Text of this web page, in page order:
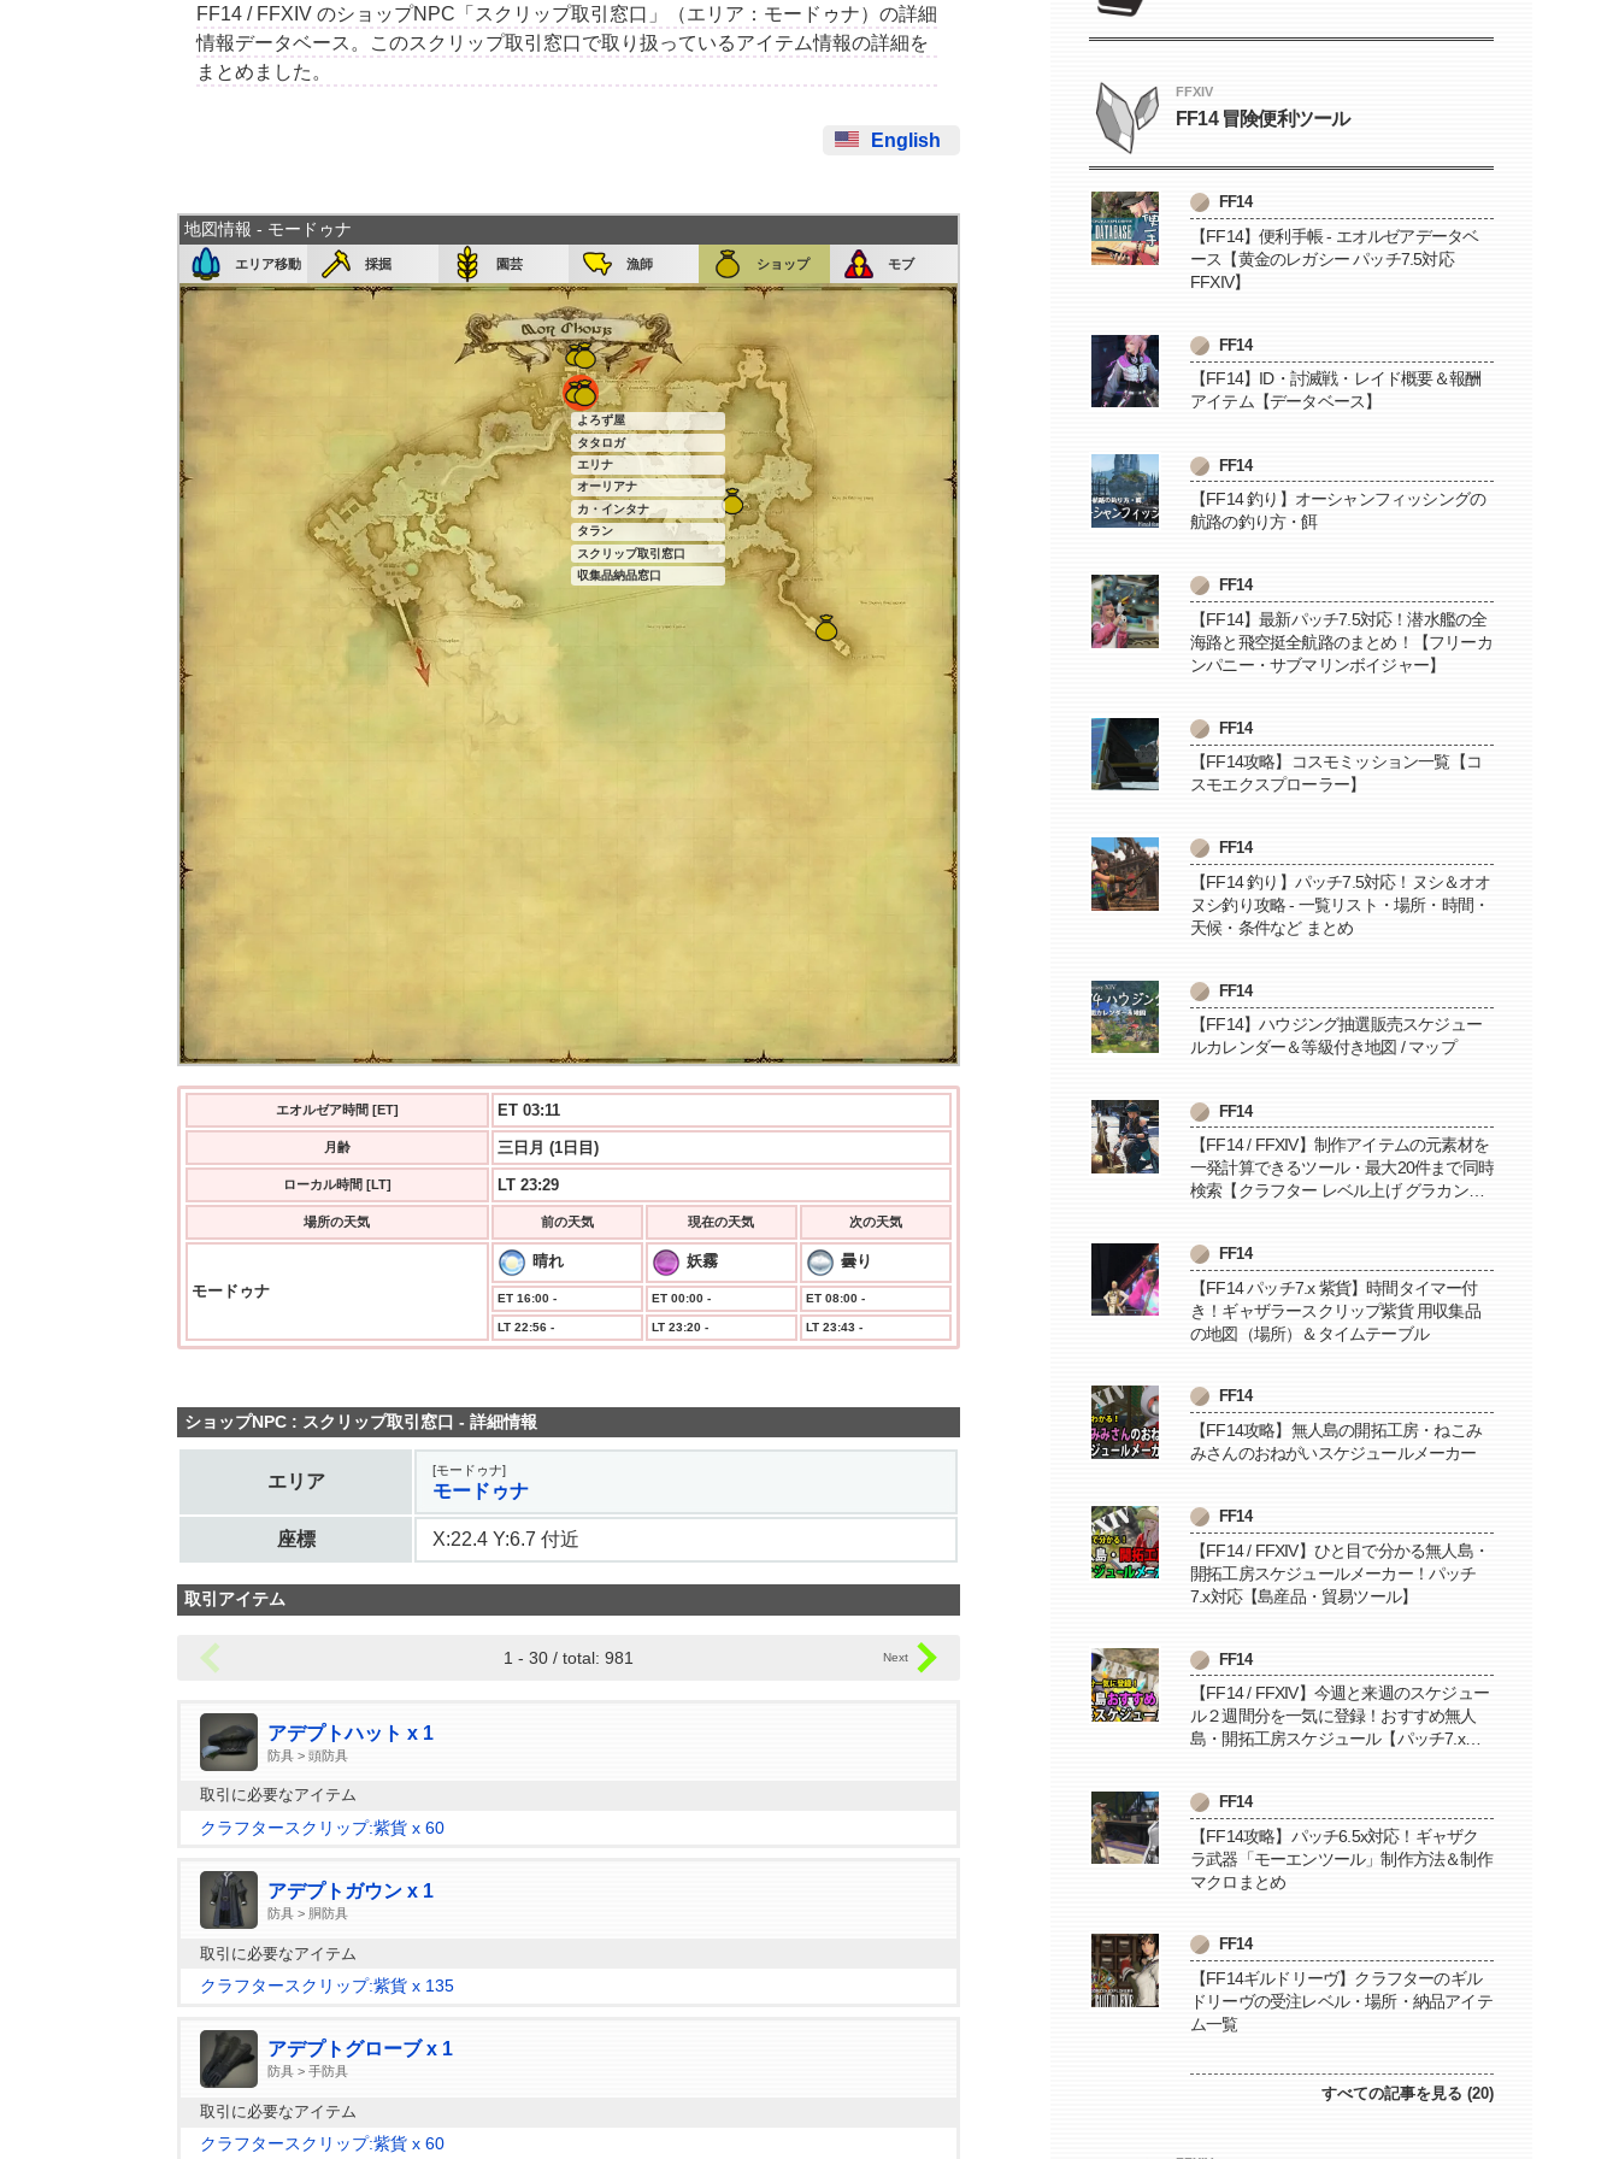
FF14 / FFXIV のショップNPC「スクリップ取引窓口」（エリア：モードゥナ）の詳細
情報データベース。このスクリップ取引窓口で取り扱っているアイテム情報の詳細を
まとめました。
English
地図情報 - モードゥナ
エリア移動 採掘 園芸 漁師 ショップ モブ
よろず屋
タタロガ
エリナ
オーリアナ
カ・インタナ
タラン
スクリップ取引窓口
収集品納品窓口
エオルゼア時間 [ET] ET 03:11
月齢 三日月 (1日目)
ローカル時間 [LT] LT 23:29
場所の天気 前の天気 現在の天気 次の天気
モードゥナ
晴れ 妖霧 曇り
ET 16:00 - ET 00:00 - ET 08:00 -
LT 22:56 - LT 23:20 - LT 23:43 -
ショップNPC : スクリップ取引窓口 - 詳細情報
エリア
[モードゥナ]
モードゥナ
座標 X:22.4 Y:6.7 付近
取引アイテム
1 - 30 / total: 981
アデプトハット x 1
防具 > 頭防具
取引に必要なアイテム
クラフタースクリップ:紫貨 x 60
アデプトガウン x 1
防具 > 胴防具
取引に必要なアイテム
クラフタースクリップ:紫貨 x 135
アデプトグローブ x 1
防具 > 手防具
取引に必要なアイテム
クラフタースクリップ:紫貨 x 60
FFXIV
FF14 冒険便利ツール
FF14
【FF14】便利手帳 - エオルゼアデータベ
ース【黄金のレガシー パッチ7.5対応
FFXIV】
FF14
【FF14】ID・討滅戦・レイド概要＆報酬
アイテム【データベース】
FF14
【FF14 釣り】オーシャンフィッシングの
航路の釣り方・餌
FF14
【FF14】最新パッチ7.5対応！潜水艦の全
海路と飛空挺全航路のまとめ！【フリーカ
ンパニー・サブマリンボイジャー】
FF14
【FF14攻略】コスモミッション一覧【コ
スモエクスプローラー】
FF14
【FF14 釣り】パッチ7.5対応！ヌシ＆オオ
ヌシ釣り攻略 - 一覧リスト・場所・時間・
天候・条件など まとめ
FF14
【FF14】ハウジング抽選販売スケジュー
ルカレンダー＆等級付き地図 / マップ
FF14
【FF14 / FFXIV】制作アイテムの元素材を
一発計算できるツール・最大20件まで同時
検索【クラフター レベル上げ グラカン納
FF14
【FF14 パッチ7.x 紫貨】時間タイマー付
き！ギャザラースクリップ紫貨 用収集品
の地図（場所）＆タイムテーブル
FF14
【FF14攻略】無人島の開拓工房・ねこみ
みさんのおねがいスケジュールメーカー
FF14
【FF14 / FFXIV】ひと目で分かる無人島・
開拓工房スケジュールメーカー！パッチ
7.x対応【島産品・貿易ツール】
FF14
【FF14 / FFXIV】今週と来週のスケジュー
ル２週間分を一気に登録！おすすめ無人
島・開拓工房スケジュール【パッチ7.x対
FF14
【FF14攻略】パッチ6.5x対応！ギャザク
ラ武器「モーエンツール」制作方法＆制作
マクロまとめ
FF14
【FF14ギルドリーヴ】クラフターのギル
ドリーヴの受注レベル・場所・納品アイテ
ム一覧
すべての記事を見る (20)